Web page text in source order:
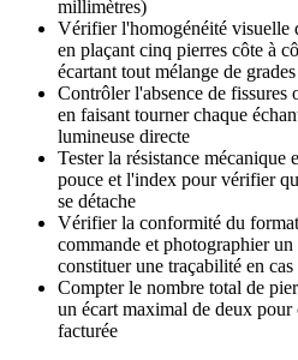
millimètres)
Vérifier l'homogénéité visuelle
en plaçant cinq pierres côte à
écartant tout mélange de
Contrôler l'absence de
en faisant tourner chaque
lumineuse directe
Tester la résistance mécanique
pouce et l'index pour vérifier
se détache
Vérifier la conformité du
commande et photographier
constituer une traçabilité en
Compter le nombre total de
un écart maximal de deux
facturée